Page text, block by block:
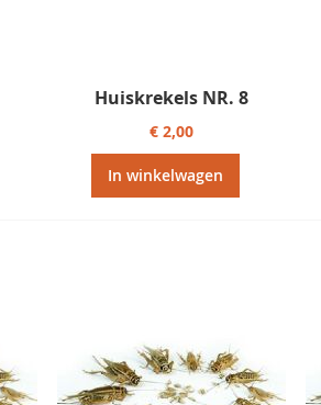
Huiskrekels NR. 8
€ 2,00
In winkelwagen